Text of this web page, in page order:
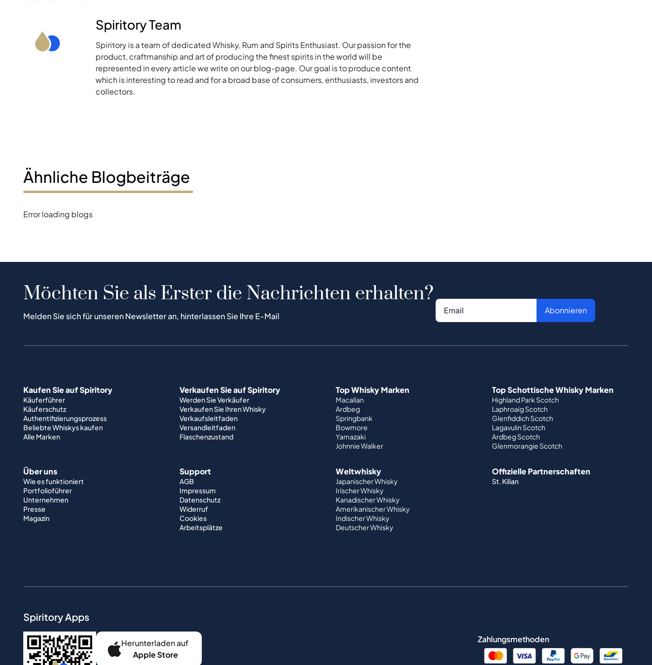
Spiritory Team
Spiritory is a team of dedicated Whisky, Rum and Spirits Enthusiast. Our passion for the
product, craftmanship and art of producing the finest spirits in the world will be
represented in every article we write on our blog-page. Our goal is to produce content
which is interesting to read and for a broad base of consumers, enthusiasts, investors and
collectors.
Ähnliche Blogbeiträge
Error loading blogs
Möchten Sie als Erster die Nachrichten erhalten?
Melden Sie sich für unseren Newsletter an, hinterlassen Sie Ihre E-Mail
Abonnieren
Kaufen Sie auf Spiritory
Käuferführer
Käuferschutz
Authentifizierungsprozess
Beliebte Whiskys kaufen
Alle Marken
Verkaufen Sie auf Spiritory
Werden Sie Verkäufer
Verkaufen Sie Ihren Whisky
Verkaufsleitfaden
Versandleitfaden
Flaschenzustand
Top Whisky Marken
Macallan
Ardbeg
Springbank
Bowmore
Yamazaki
Johnnie Walker
Top Schottische Whisky Marken
Highland Park Scotch
Laphroaig Scotch
Glenfiddich Scotch
Lagavulin Scotch
Ardbeg Scotch
Glenmorangie Scotch
Über uns
Wie es funktioniert
Portfolioführer
Unternehmen
Presse
Magazin
Support
AGB
Impressum
Datenschutz
Widerruf
Cookies
Arbeitsplätze
Weltwhisky
Japanischer Whisky
Irischer Whisky
Kanadischer Whisky
Amerikanischer Whisky
Indischer Whisky
Deutscher Whisky
Offizielle Partnerschaften
St. Kilian
Spiritory Apps
Herunterladen auf
Apple Store
Zahlungsmethoden